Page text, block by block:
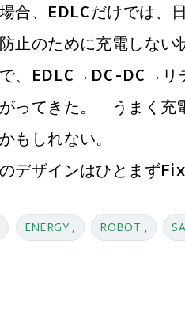
合、EDLCだけでは、
止のために充電しな
で、EDLC→DC-DC→リ
ってきた。 うまく充
もしれない。
デザインはひとまずFix
ENERGY ROBOT